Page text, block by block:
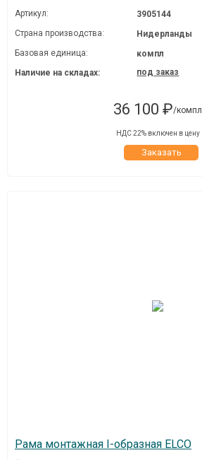
Артикул:
3905144
Страна производства:
Нидерланды
Базовая единица:
компл
Наличие на складах:
под заказ
36 100 ₽/компл
НДС 22% включен в цену
Заказать
Рама монтажная I-образная ELCO